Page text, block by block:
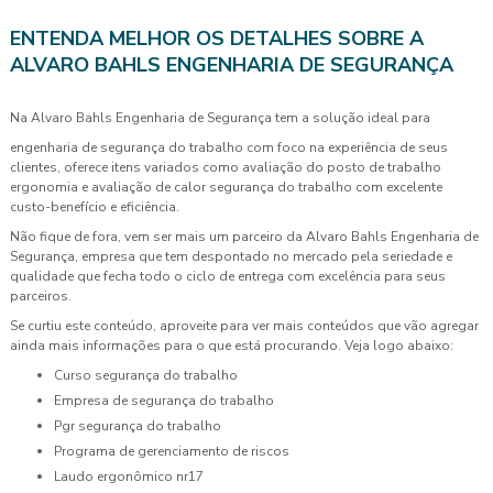
ENTENDA MELHOR OS DETALHES SOBRE A
ALVARO BAHLS ENGENHARIA DE SEGURANÇA
Na Alvaro Bahls Engenharia de Segurança tem a solução ideal para
engenharia de segurança do trabalho com foco na experiência de seus
clientes, oferece itens variados como avaliação do posto de trabalho
ergonomia e avaliação de calor segurança do trabalho com excelente
custo-benefício e eficiência.
Não fique de fora, vem ser mais um parceiro da Alvaro Bahls Engenharia de
Segurança, empresa que tem despontado no mercado pela seriedade e
qualidade que fecha todo o ciclo de entrega com excelência para seus
parceiros.
Se curtiu este conteúdo, aproveite para ver mais conteúdos que vão agregar
ainda mais informações para o que está procurando. Veja logo abaixo:
curso segurança do trabalho
empresa de segurança do trabalho
pgr segurança do trabalho
programa de gerenciamento de riscos
laudo ergonômico nr17